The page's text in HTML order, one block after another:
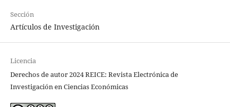
Sección
Artículos de Investigación
Licencia
Derechos de autor 2024 REICE: Revista Electrónica de
Investigación en Ciencias Económicas